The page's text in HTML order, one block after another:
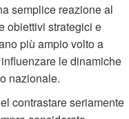
semplice reazione al
obiettivi strategici e
più ampio volto a
le dinamiche
nazionale.
contrastare seriamente